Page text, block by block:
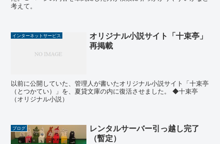
考えて。
インターネットサービス
オリジナル小説サイト「十束亭」
再掲載
以前に公開していた、管理人が書いたオリジナル小説サイト「十束亭
（とつかてい）」を、夏貸文庫の内に復活させました。 ◆十束亭
（オリジナル小説）
ブログ
レンタルサーバー引っ越し完了
（暫定）